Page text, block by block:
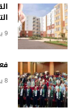
9 يوليو، 2026
8 يوليو، 2026